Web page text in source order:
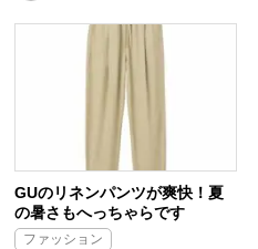
GUのリネンパンツが爽快！夏
の暑さもへっちゃらです
ファッション